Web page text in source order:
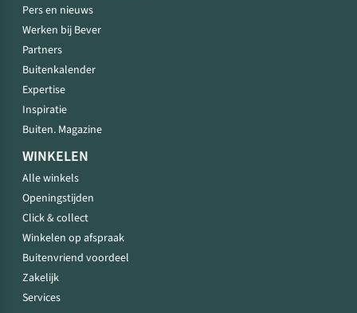
Pers en nieuws
Werken bij Bever
Partners
Buitenkalender
Expertise
Inspiratie
Buiten. Magazine
WINKELEN
Alle winkels
Openingstijden
Click & collect
Winkelen op afspraak
Buitenvriend voordeel
Zakelijk
Services